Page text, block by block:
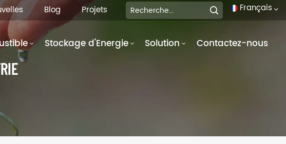
Français
Blog Projets
Stockage d'Energie Solution Contactez-nous